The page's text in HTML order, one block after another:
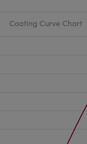
Coating Curve Chart